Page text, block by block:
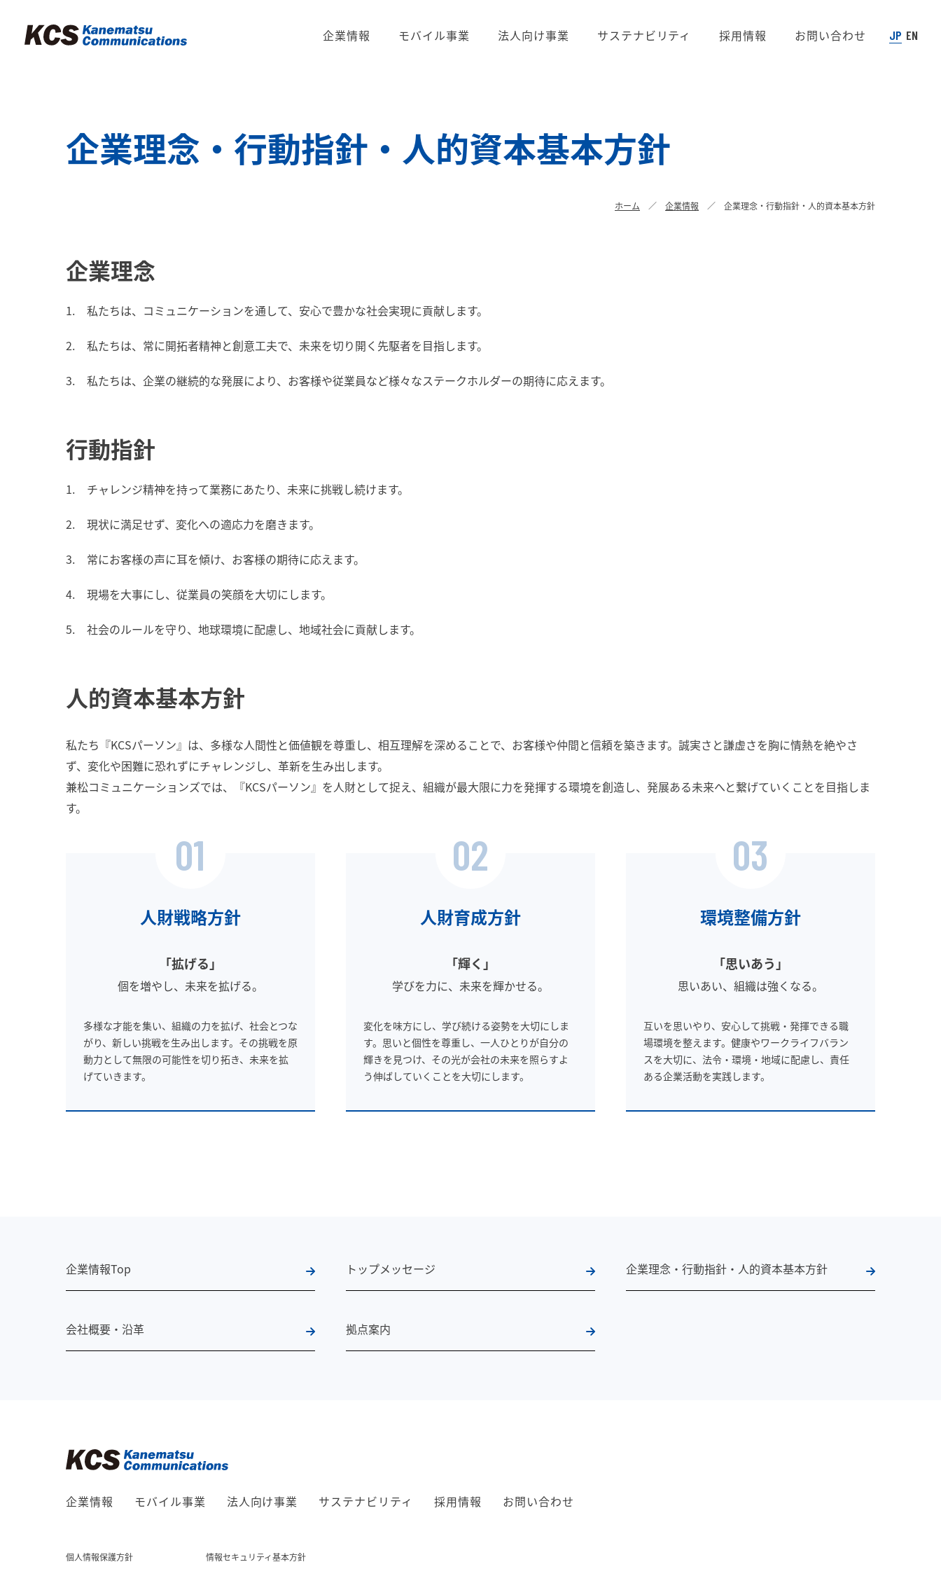
企業情報 モバイル事業 法人向け事業 サステナビリティ 採用情報 お問い合わせ JP EN
企業理念・行動指針・人的資本基本方針
ホーム 企業情報 企業理念・行動指針・人的資本基本方針
企業理念
私たちは、コミュニケーションを通して、安心で豊かな社会実現に貢献します。
私たちは、常に開拓者精神と創意工夫で、未来を切り開く先駆者を目指します。
私たちは、企業の継続的な発展により、お客様や従業員など様々なステークホルダーの期待に応えます。
行動指針
チャレンジ精神を持って業務にあたり、未来に挑戦し続けます。
現状に満足せず、変化への適応力を磨きます。
常にお客様の声に耳を傾け、お客様の期待に応えます。
現場を大事にし、従業員の笑顔を大切にします。
社会のルールを守り、地球環境に配慮し、地域社会に貢献します。
人的資本基本方針
私たち『KCSパーソン』は、多様な人間性と価値観を尊重し、相互理解を深めることで、お客様や仲間と信頼を築きます。誠実さと謙虚さを胸に情熱を絶やさ
ず、変化や困難に恐れずにチャレンジし、革新を生み出します。
兼松コミュニケーションズでは、『KCSパーソン』を人財として捉え、組織が最大限に力を発揮する環境を創造し、発展ある未来へと繋げていくことを目指しま
す。
01
人財戦略方針
「拡げる」
個を増やし、未来を拡げる。
多様な才能を集い、組織の力を拡げ、社会とつな
がり、新しい挑戦を生み出します。その挑戦を原
動力として無限の可能性を切り拓き、未来を拡
げていきます。
02
人財育成方針
「輝く」
学びを力に、未来を輝かせる。
変化を味方にし、学び続ける姿勢を大切にしま
す。思いと個性を尊重し、一人ひとりが自分の
輝きを見つけ、その光が会社の未来を照らすよ
う伸ばしていくことを大切にします。
03
環境整備方針
「思いあう」
思いあい、組織は強くなる。
互いを思いやり、安心して挑戦・発揮できる職
場環境を整えます。健康やワークライフバラン
スを大切に、法令・環境・地域に配慮し、責任
ある企業活動を実践します。
企業情報Top トップメッセージ 企業理念・行動指針・人的資本基本方針
会社概要・沿革 拠点案内
企業情報 モバイル事業 法人向け事業 サステナビリティ 採用情報 お問い合わせ
個人情報保護方針 情報セキュリティ基本方針